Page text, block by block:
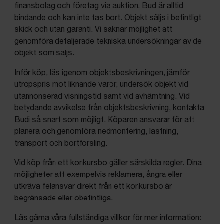
finansbolag och företag via auktion. Bud är alltid
bindande och kan inte tas bort. Objekt säljs i befintligt
skick och utan garanti. Vi saknar möjlighet att
genomföra detaljerade tekniska undersökningar av de
objekt som säljs.
Inför köp, läs igenom objektsbeskrivningen, jämför
utropspris mot liknande varor, undersök objekt vid
utannonserad visningstid samt vid avhämtning. Vid
betydande avvikelse från objektsbeskrivning, kontakta
Budi så snart som möjligt. Köparen ansvarar för att
planera och genomföra nedmontering, lastning,
transport och bortforsling.
Vid köp från ett konkursbo gäller särskilda regler. Dina
möjligheter att exempelvis reklamera, ångra eller
utkräva felansvar direkt från ett konkursbo är
begränsade eller obefintliga.
Läs gärna våra fullständiga villkor för mer information: